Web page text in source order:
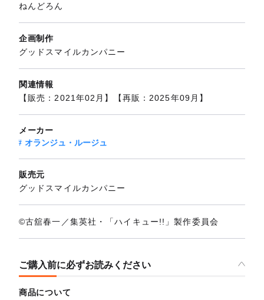
ねんどろん
企画制作
グッドスマイルカンパニー
関連情報
【販売：2021年02月】【再販：2025年09月】
メーカー
オランジュ・ルージュ
販売元
グッドスマイルカンパニー
©古舘春一／集英社・「ハイキュー!!」製作委員会
ご購入前に必ずお読みください
商品について